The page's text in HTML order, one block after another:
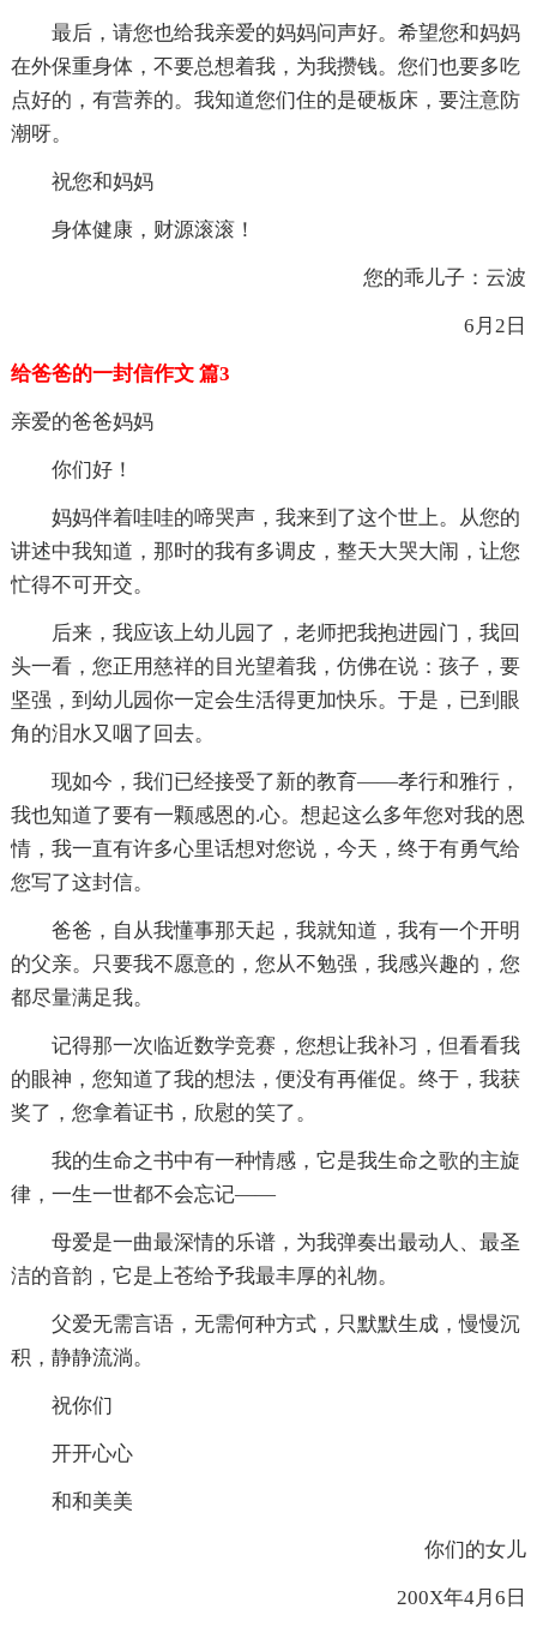
最后，请您也给我亲爱的妈妈问声好。希望您和妈妈
在外保重身体，不要总想着我，为我攒钱。您们也要多吃
点好的，有营养的。我知道您们住的是硬板床，要注意防
潮呀。
祝您和妈妈
身体健康，财源滚滚！
您的乖儿子：云波
6月2日
给爸爸的一封信作文 篇3
亲爱的爸爸妈妈
你们好！
妈妈伴着哇哇的啼哭声，我来到了这个世上。从您的
讲述中我知道，那时的我有多调皮，整天大哭大闹，让您
忙得不可开交。
后来，我应该上幼儿园了，老师把我抱进园门，我回
头一看，您正用慈祥的目光望着我，仿佛在说：孩子，要
坚强，到幼儿园你一定会生活得更加快乐。于是，已到眼
角的泪水又咽了回去。
现如今，我们已经接受了新的教育——孝行和雅行，
我也知道了要有一颗感恩的.心。想起这么多年您对我的恩
情，我一直有许多心里话想对您说，今天，终于有勇气给
您写了这封信。
爸爸，自从我懂事那天起，我就知道，我有一个开明
的父亲。只要我不愿意的，您从不勉强，我感兴趣的，您
都尽量满足我。
记得那一次临近数学竞赛，您想让我补习，但看看我
的眼神，您知道了我的想法，便没有再催促。终于，我获
奖了，您拿着证书，欣慰的笑了。
我的生命之书中有一种情感，它是我生命之歌的主旋
律，一生一世都不会忘记——
母爱是一曲最深情的乐谱，为我弹奏出最动人、最圣
洁的音韵，它是上苍给予我最丰厚的礼物。
父爱无需言语，无需何种方式，只默默生成，慢慢沉
积，静静流淌。
祝你们
开开心心
和和美美
你们的女儿
200X年4月6日